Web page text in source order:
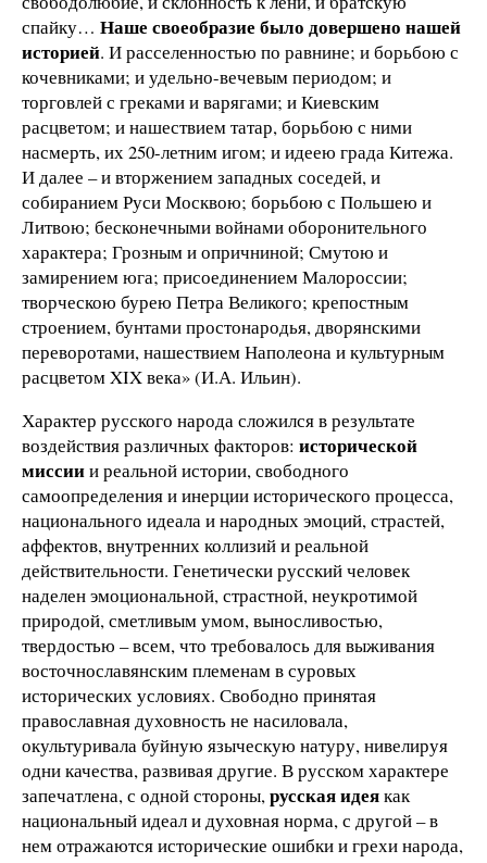
спайку… Наше своеобразие было довершено нашей
историей. И расселенностью по равнине; и борьбою с
кочевниками; и удельно-вечевым периодом; и
торговлей с греками и варягами; и Киевским
расцветом; и нашествием татар, борьбою с ними
насмерть, их 250-летним игом; и идеею града Китежа.
И далее – и вторжением западных соседей, и
собиранием Руси Москвою; борьбою с Польшею и
Литвою; бесконечными войнами оборонительного
характера; Грозным и опричниной; Смутою и
замирением юга; присоединением Малороссии;
творческою бурею Петра Великого; крепостным
строением, бунтами простонародья, дворянскими
переворотами, нашествием Наполеона и культурным
расцветом XIX века» (И.А. Ильин).
Характер русского народа сложился в результате
воздействия различных факторов: исторической
миссиии реальной истории, свободного
самоопределения и инерции исторического процесса,
национального идеала и народных эмоций, страстей,
аффектов, внутренних коллизий и реальной
действительности. Генетически русский человек
наделен эмоциональной, страстной, неукротимой
природой, сметливым умом, выносливостью,
твердостью – всем, что требовалось для выживания
восточнославянским племенам в суровых
исторических условиях. Свободно принятая
православная духовность не насиловала,
окультуривала буйную языческую натуру, нивелируя
одни качества, развивая другие. В русском характере
запечатлена, с одной стороны,русская идеякак
национальный идеал и духовная норма, с другой – в
нем отражаются исторические ошибки и грехи народа,